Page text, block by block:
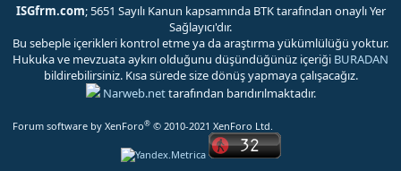
S
ISGfrm.com; 5651 Sayılı Kanun kapsamında BTK tarafından onaylı Yer
Sağlayıcı'dır.
Bu sebeple içerikleri kontrol etme ya da araştırma yükümlülüğü yoktur.
Hukuka ve mevzuata aykırı olduğunu düşündüğünüz içeriği BURADAN
bildirebilirsiniz. Kısa sürede size dönüş yapmaya çalışacağız.
Narweb.nettarafından barıdırılmaktadır.
Forum software by XenForo® © 2010-2021 XenForo Ltd.